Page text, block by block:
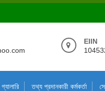
EIIN
গ্যালারি তথ্য প্রদানকারী কর্মকর্তা